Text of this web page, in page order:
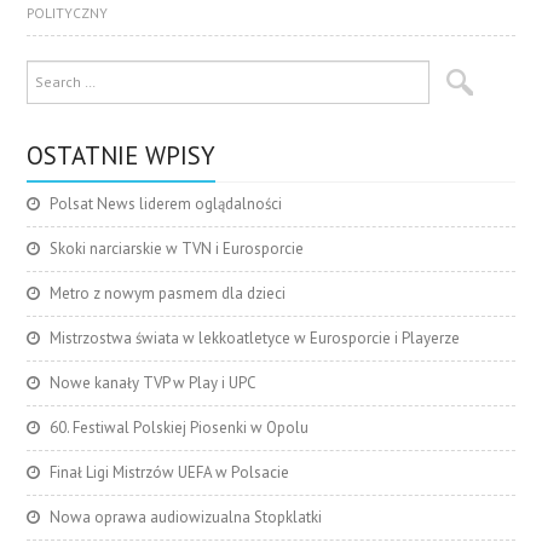
POLITYCZNY
OSTATNIE WPISY
Polsat News liderem oglądalności
Skoki narciarskie w TVN i Eurosporcie
Metro z nowym pasmem dla dzieci
Mistrzostwa świata w lekkoatletyce w Eurosporcie i Playerze
Nowe kanały TVP w Play i UPC
60. Festiwal Polskiej Piosenki w Opolu
Finał Ligi Mistrzów UEFA w Polsacie
Nowa oprawa audiowizualna Stopklatki